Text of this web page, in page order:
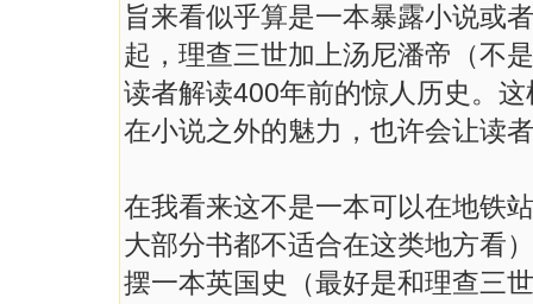
旨来看似乎算是一本暴露小说或
起，理查三世加上汤尼潘帝（不
读者解读400年前的惊人历史。
在小说之外的魅力，也许会让读
在我看来这不是一本可以在地铁
大部分书都不适合在这类地方看
摆一本英国史（最好是和理查三